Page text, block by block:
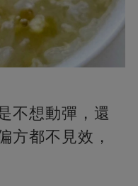
不想動彈，還
方都不見效，